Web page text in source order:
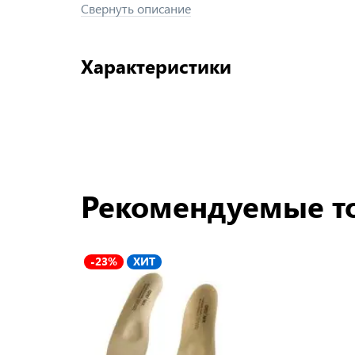
Свернуть описание
Характеристики
Рекомендуемые
-23% ХИТ